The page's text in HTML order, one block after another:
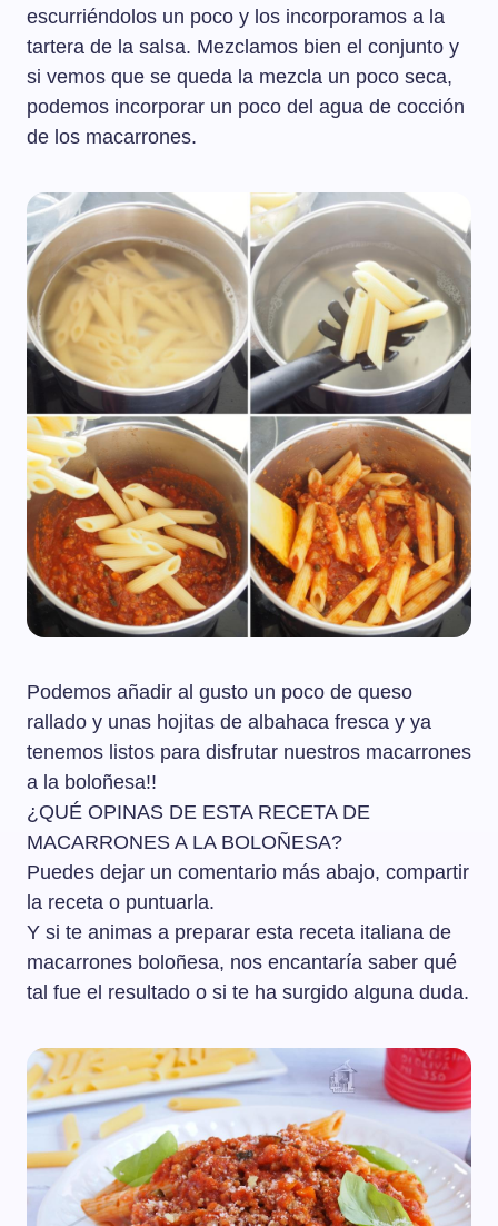
escurriéndolos un poco y los incorporamos a la
tartera de la salsa. Mezclamos bien el conjunto y
si vemos que se queda la mezcla un poco seca,
podemos incorporar un poco del agua de cocción
de los macarrones.
Podemos añadir al gusto un poco de queso
rallado y unas hojitas de albahaca fresca y ya
tenemos listos para disfrutar nuestros macarrones
a la boloñesa!!
¿QUÉ OPINAS DE ESTA RECETA DE
MACARRONES A LA BOLOÑESA?
Puedes dejar un comentario más abajo, compartir
la receta o puntuarla.
Y si te animas a preparar esta receta italiana de
macarrones boloñesa, nos encantaría saber qué
tal fue el resultado o si te ha surgido alguna duda.